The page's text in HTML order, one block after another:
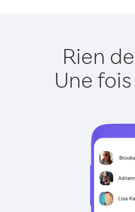
Rien
Une